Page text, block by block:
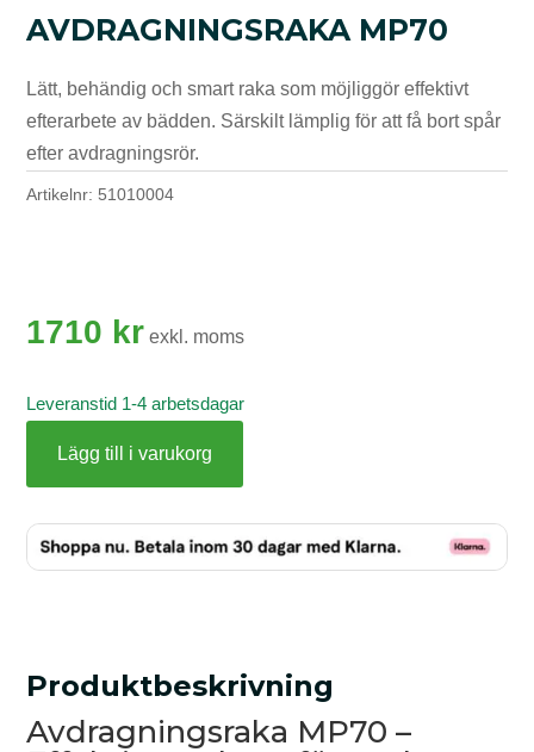
AVDRAGNINGSRAKA MP70
Lätt, behändig och smart raka som möjliggör effektivt
efterarbete av bädden. Särskilt lämplig för att få bort spår
efter avdragningsrör.
Artikelnr: 51010004
1710 kr exkl. moms
Leveranstid 1-4 arbetsdagar
Avdragningsraka
mängd
Lägg till i varukorg
Produktbeskrivning
Avdragningsraka MP70 –